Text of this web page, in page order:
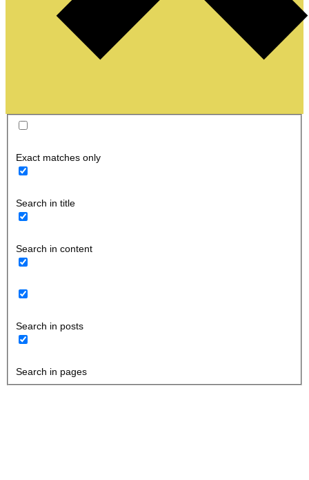
Exact matches only
Search in title
Search in content
Search in posts
Search in pages